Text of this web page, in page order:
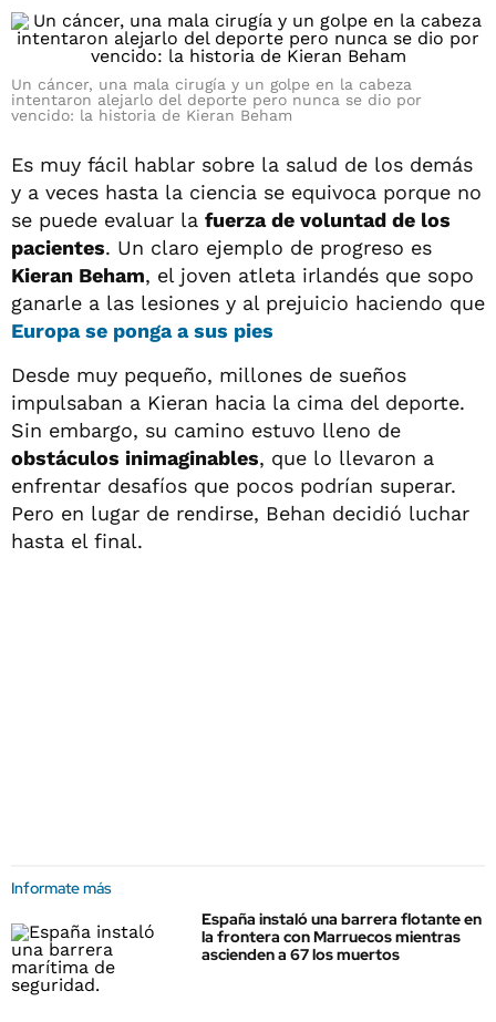
Un cáncer, una mala cirugía y un golpe en la cabeza
intentaron alejarlo del deporte pero nunca se dio por
vencido: la historia de Kieran Beham
Es muy fácil hablar sobre la salud de los demás
y a veces hasta la ciencia se equivoca porque no
se puede evaluar la fuerza de voluntad de los
pacientes. Un claro ejemplo de progreso es
Kieran Beham, el joven atleta irlandés que sopo
ganarle a las lesiones y al prejuicio haciendo que
Europa se ponga a sus pies
Desde muy pequeño, millones de sueños
impulsaban a Kieran hacia la cima del deporte.
Sin embargo, su camino estuvo lleno de
obstáculos inimaginables, que lo llevaron a
enfrentar desafíos que pocos podrían superar.
Pero en lugar de rendirse, Behan decidió luchar
hasta el final.
Informate más
España instaló una barrera flotante en
la frontera con Marruecos mientras
ascienden a 67 los muertos